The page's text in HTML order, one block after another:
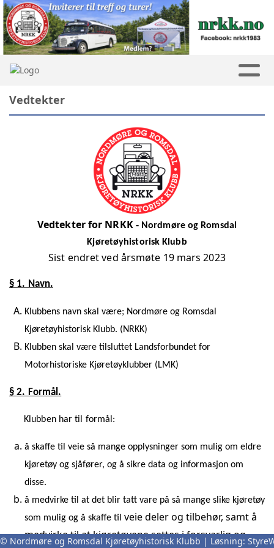
Vedtekter
Vedtekter for NRKK - Nordmøre og Romsdal
Kjøretøyhistorisk Klubb
Sist endret ved årsmøte 19 mars 2023
§ 1. Navn.
Klubbens navn skal være; Nordmøre og Romsdal
Kjøretøyhistorisk Klubb. (NRKK)
Klubben skal være tilsluttet Landsforbundet for
Motorhistoriske Kjøretøyklubber (LMK)
§ 2. Formål.
Klubben har til formål:
å skaffe til veie så mange opplysninger som mulig om eldre
kjøretøy og sjåfører, og å sikre data og informasjon om
disse.
å medvirke til at det blir tatt vare på så mange slike kjøretøy
som mulig og å skaffe til veie deler og tilbehør, samt å
medvirke til at kjøretøyene settes i forsvarlig og
© Nordmøre og Romsdal Kjøretøyhistorisk Klubb | Løsning: